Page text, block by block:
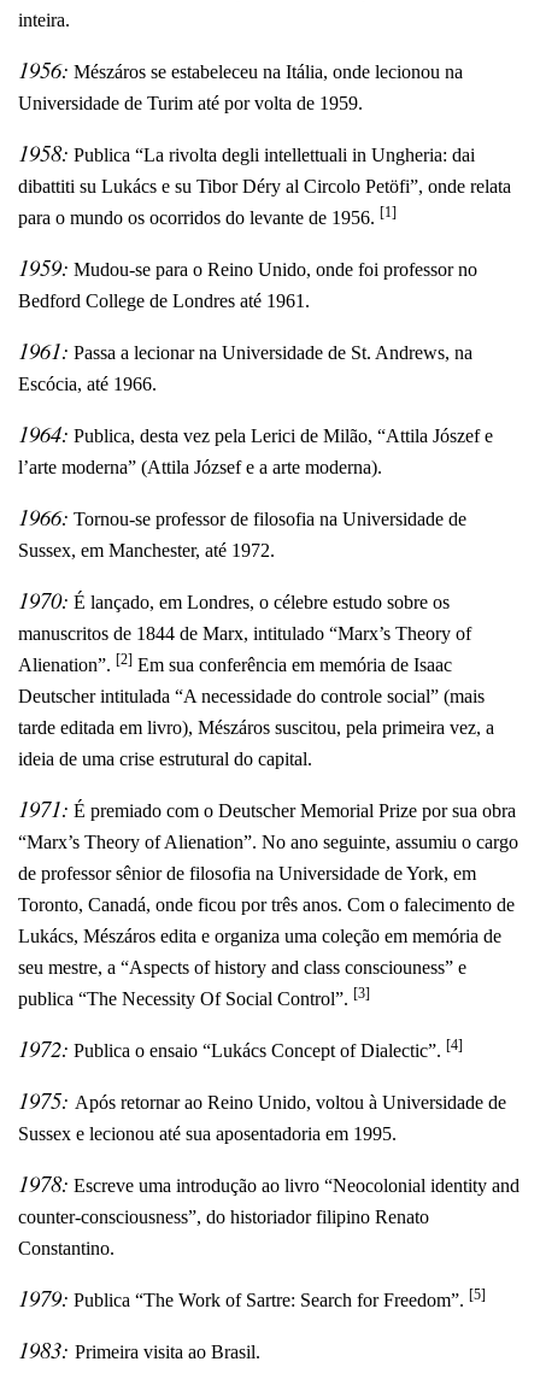
inteira.
1956: Mészáros se estabeleceu na Itália, onde lecionou na
Universidade de Turim até por volta de 1959.
1958: Publica “La rivolta degli intellettuali in Ungheria: dai
dibattiti su Lukács e su Tibor Déry al Circolo Petöfi”, onde relata
para o mundo os ocorridos do levante de 1956. [1]
1959: Mudou-se para o Reino Unido, onde foi professor no
Bedford College de Londres até 1961.
1961: Passa a lecionar na Universidade de St. Andrews, na
Escócia, até 1966.
1964: Publica, desta vez pela Lerici de Milão, “Attila Jószef e
l’arte moderna” (Attila József e a arte moderna).
1966: Tornou-se professor de filosofia na Universidade de
Sussex, em Manchester, até 1972.
1970: É lançado, em Londres, o célebre estudo sobre os
manuscritos de 1844 de Marx, intitulado “Marx’s Theory of
Alienation”. [2] Em sua conferência em memória de Isaac
Deutscher intitulada “A necessidade do controle social” (mais
tarde editada em livro), Mészáros suscitou, pela primeira vez, a
ideia de uma crise estrutural do capital.
1971: É premiado com o Deutscher Memorial Prize por sua obra
“Marx’s Theory of Alienation”. No ano seguinte, assumiu o cargo
de professor sênior de filosofia na Universidade de York, em
Toronto, Canadá, onde ficou por três anos. Com o falecimento de
Lukács, Mészáros edita e organiza uma coleção em memória de
seu mestre, a “Aspects of history and class consciouness” e
publica “The Necessity Of Social Control”. [3]
1972: Publica o ensaio “Lukács Concept of Dialectic”. [4]
1975: Após retornar ao Reino Unido, voltou à Universidade de
Sussex e lecionou até sua aposentadoria em 1995.
1978: Escreve uma introdução ao livro “Neocolonial identity and
counter-consciousness”, do historiador filipino Renato
Constantino.
1979: Publica “The Work of Sartre: Search for Freedom”. [5]
1983: Primeira visita ao Brasil.